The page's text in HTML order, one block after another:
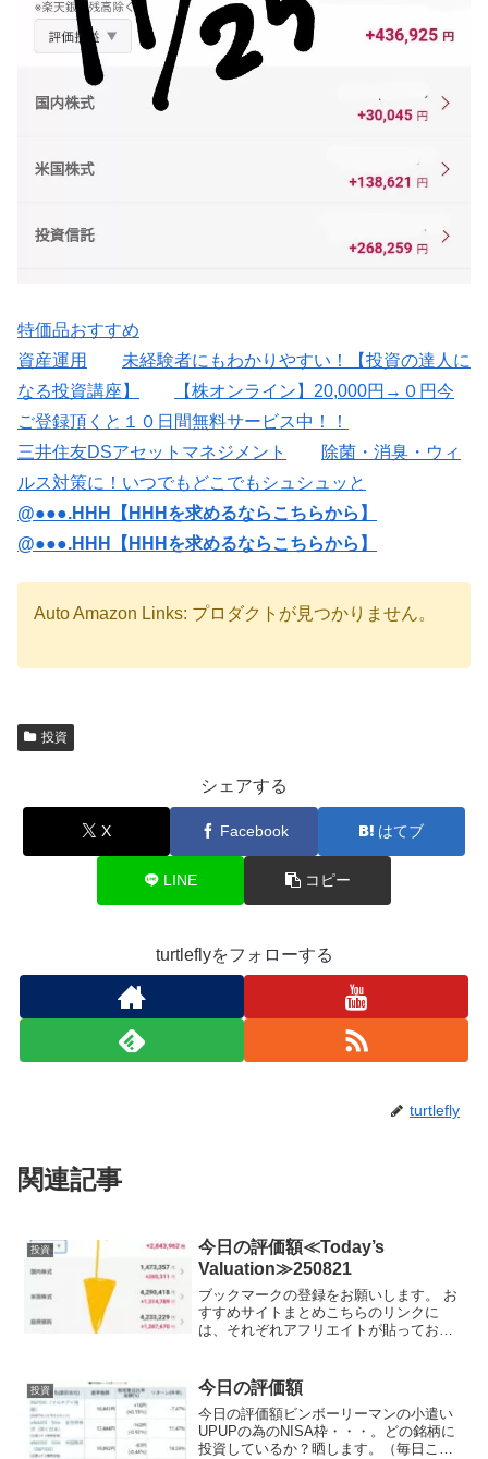
特価品おすすめ
資産運用
未経験者にもわかりやすい！【投資の達人に
なる投資講座】
【株オンライン】20,000円→０円今
ご登録頂くと１０日間無料サービス中！！
三井住友DSアセットマネジメント
除菌・消臭・ウィ
ルス対策に！いつでもどこでもシュシュッと
@●●●.HHH【HHHを求めるならこちらから】
@●●●.HHH【HHHを求めるならこちらから】
Auto Amazon Links: プロダクトが見つかりません。
投資
シェアする
X Facebook はてブ
LINE コピー
turtleflyをフォローする
turtlefly
関連記事
投資
今日の評価額≪Today’s
Valuation≫250821
ブックマークの登録をお願いします。 お
すすめサイトまとめこちらのリンクに
は、それぞれアフリエイトが貼っており
でビンボーリーマンの私が、お小遣いUP
のためにNISA枠を使...
投資 今日の評価額
今日の評価額ビンボーリーマンの小遣い
UPUPの為のNISA枠・・・。どの銘柄に
投資しているか？晒します。（毎日ここ